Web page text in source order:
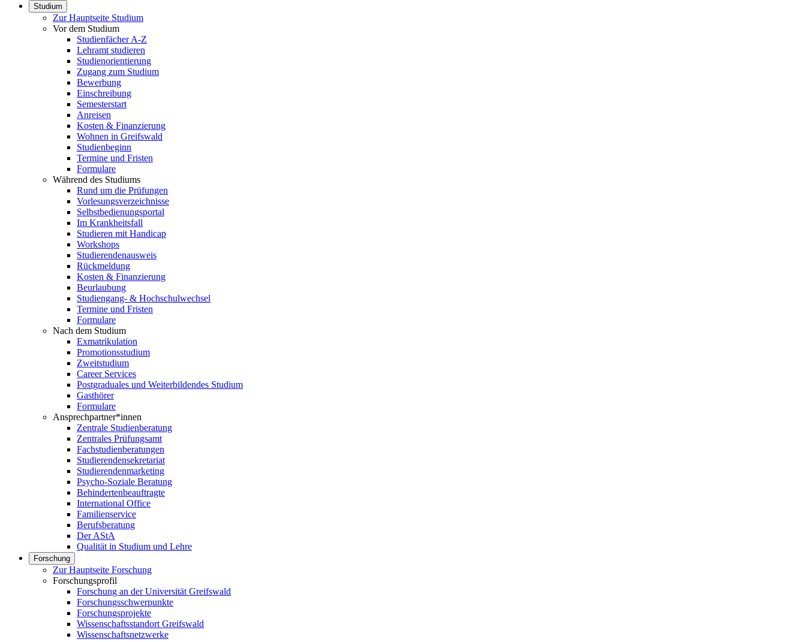
Studium
Zur Hauptseite Studium
Vor dem Studium
Studienfächer A-Z
Lehramt studieren
Studienorientierung
Zugang zum Studium
Bewerbung
Einschreibung
Semesterstart
Anreisen
Kosten & Finanzierung
Wohnen in Greifswald
Studienbeginn
Termine und Fristen
Formulare
Während des Studiums
Rund um die Prüfungen
Vorlesungsverzeichnisse
Selbstbedienungsportal
Im Krankheitsfall
Studieren mit Handicap
Workshops
Studierendenausweis
Rückmeldung
Kosten & Finanzierung
Beurlaubung
Studiengang- & Hochschulwechsel
Termine und Fristen
Formulare
Nach dem Studium
Exmatrikulation
Promotionsstudium
Zweitstudium
Career Services
Postgraduales und Weiterbildendes Studium
Gasthörer
Formulare
Ansprechpartner*innen
Zentrale Studienberatung
Zentrales Prüfungsamt
Fachstudienberatungen
Studierendensekretariat
Studierendenmarketing
Psycho-Soziale Beratung
Behindertenbeauftragte
International Office
Familienservice
Berufsberatung
Der AStA
Qualität in Studium und Lehre
Forschung
Zur Hauptseite Forschung
Forschungsprofil
Forschung an der Universität Greifswald
Forschungsschwerpunkte
Forschungsprojekte
Wissenschaftsstandort Greifswald
Wissenschaftsnetzwerke